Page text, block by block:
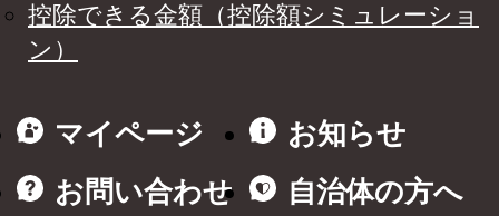
控除できる金額（控除額シミュレーショ
ン）
マイページ
お知らせ
お問い合わせ
自治体の方へ